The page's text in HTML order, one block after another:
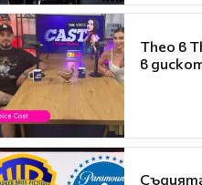
Theo в
в